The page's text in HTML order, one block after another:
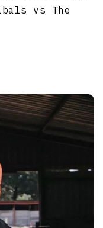
vs The